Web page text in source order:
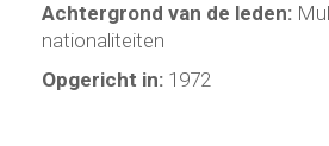
Achtergrond van de leden:
nationaliteiten
Opgericht in: 1972